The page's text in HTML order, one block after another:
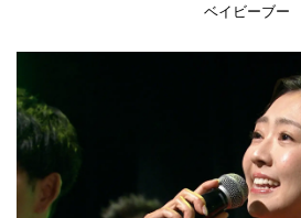
ベイビーブー